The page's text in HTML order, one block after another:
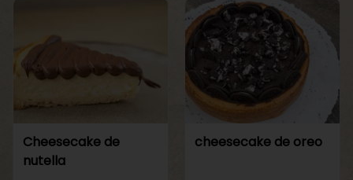
Cheesecake de
nutella
cheesecake de oreo